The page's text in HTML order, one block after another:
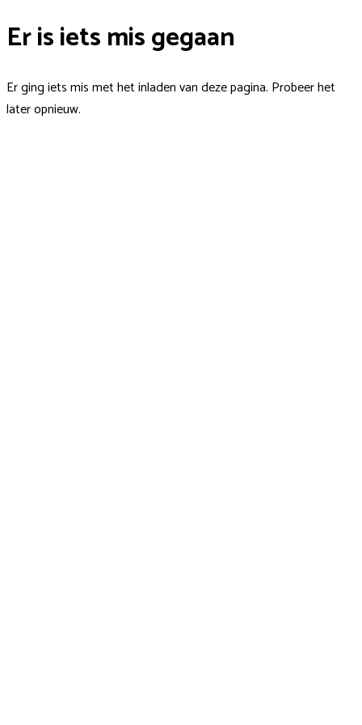
Er is iets mis gegaan
Er ging iets mis met het inladen van deze pagina. Probeer het
later opnieuw.